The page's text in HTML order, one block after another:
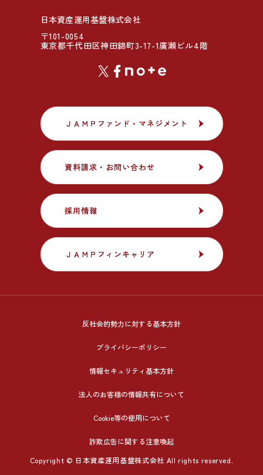
日本資産運用基盤株式会社
〒101-0054
東京都千代田区神田錦町3-17-1廣瀬ビル4階
ＪＡＭＰファンド・マネジメント
ＪＡＭＰファンド・マネジメント
資料請求・お問い合わせ
資料請求・お問い合わせ
採用情報
採用情報
ＪＡＭＰフィンキャリア
ＪＡＭＰフィンキャリア
反社会的勢力に対する基本方針
プライバシーポリシー
情報セキュリティ基本方針
法人のお客様の情報共有について
Cookie等の使用について
詐欺広告に関する注意喚起
Copyright © 日本資産運用基盤株式会社 All rights reserved.